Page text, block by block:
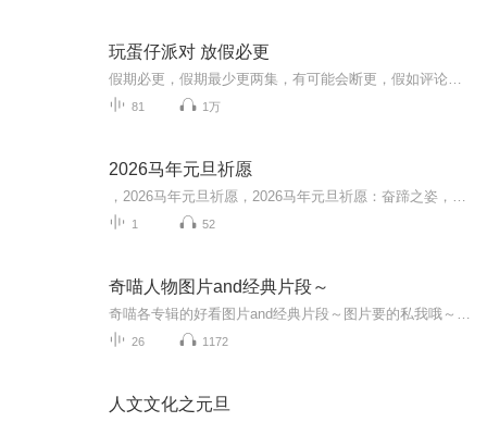
玩蛋仔派对 放假必更
81 1万
2026马年元旦祈愿
1 52
奇喵人物图片and经典片段～
26 1172
人文文化之元旦